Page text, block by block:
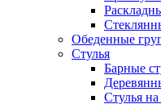
Обеденные
Стулья
Барные
Стулья на